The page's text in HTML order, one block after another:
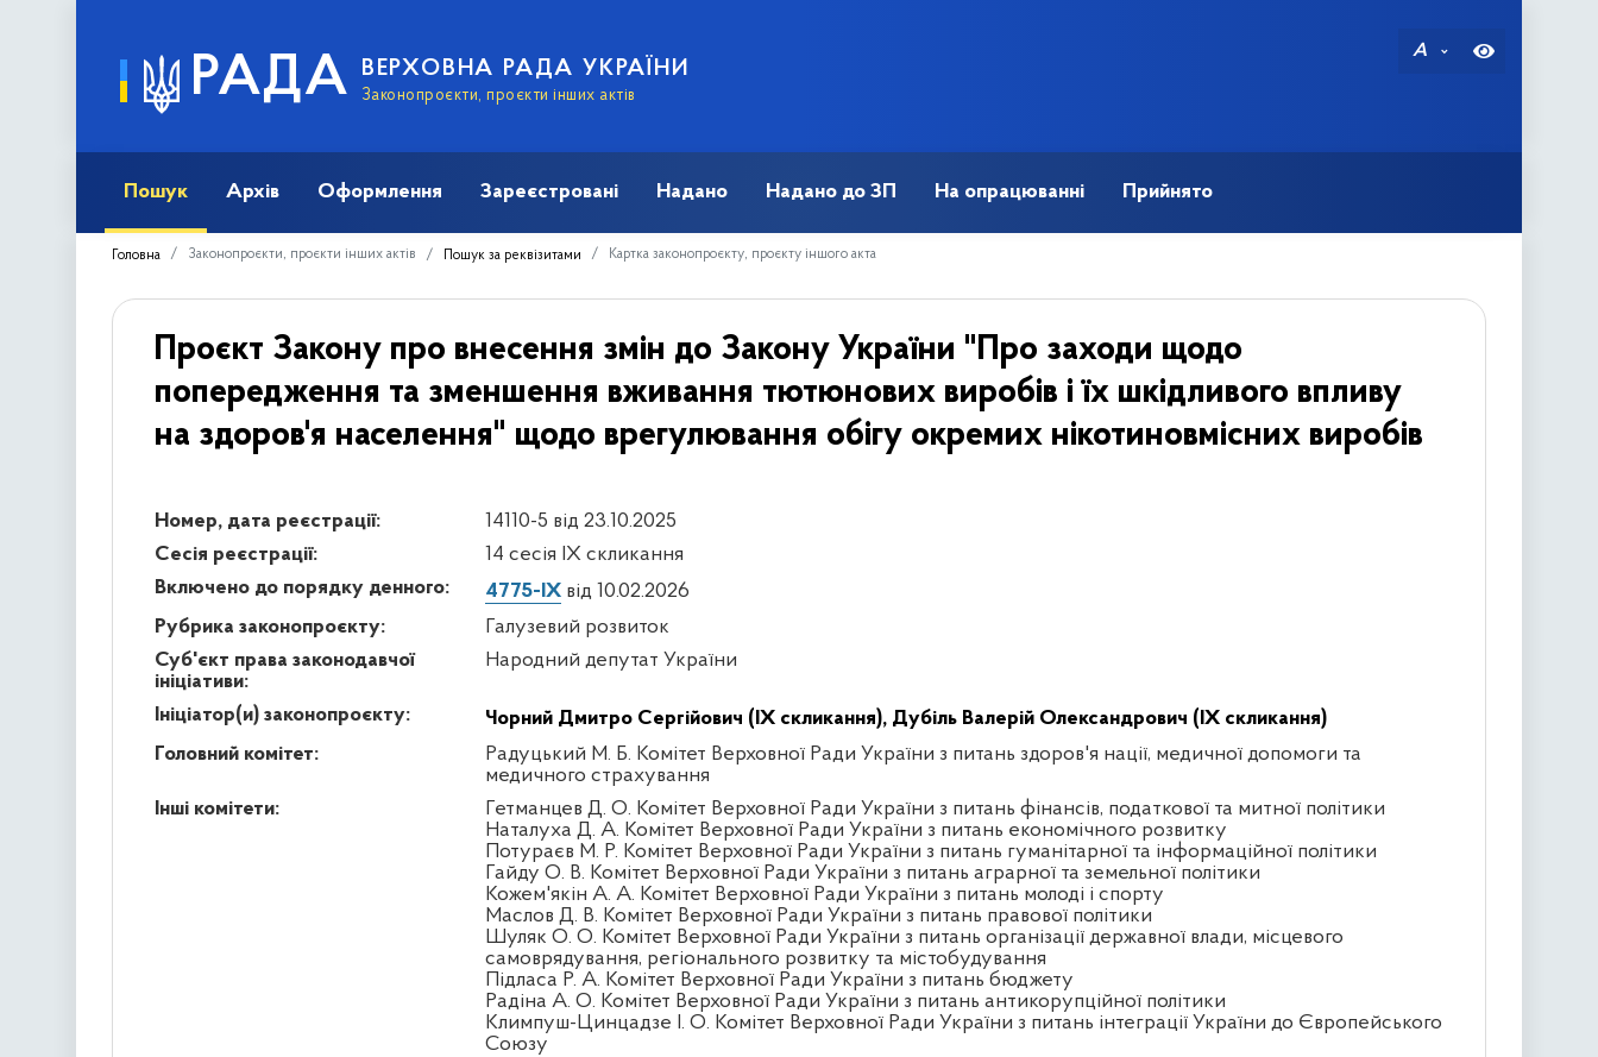
РАДА ВЕРХОВНА РАДА УКРАЇНИ
Законопроєкти, проєкти інших актів
A
Пошук Архів Оформлення Зареєстровані Надано Надано до ЗП На опрацюванні Прийнято
Головна Законопроєкти, проєкти інших актів Пошук за реквізитами Картка законопроєкту, проєкту іншого акта
Проєкт Закону про внесення змін до Закону України "Про заходи щодо
попередження та зменшення вживання тютюнових виробів і їх шкідливого впливу
на здоров'я населення" щодо врегулювання обігу окремих нікотиновмісних виробів
Номер, дата реєстрації:
14110-5 від 23.10.2025
Сесія реєстрації:
14 сесія IX скликання
Включено до порядку денного:
4775-IX від 10.02.2026
Рубрика законопроєкту:
Галузевий розвиток
Суб'єкт права законодавчої
ініціативи:
Народний депутат України
Ініціатор(и) законопроєкту: Чорний Дмитро Сергійович (IX скликання), Дубіль Валерій Олександрович (IX скликання)
Головний комітет:
Радуцький М. Б. Комітет Верховної Ради України з питань здоров'я нації, медичної допомоги та
медичного страхування
Інші комітети:
Гетманцев Д. О. Комітет Верховної Ради України з питань фінансів, податкової та митної політики
Наталуха Д. А. Комітет Верховної Ради України з питань економічного розвитку
Потураєв М. Р. Комітет Верховної Ради України з питань гуманітарної та інформаційної політики
Гайду О. В. Комітет Верховної Ради України з питань аграрної та земельної політики
Кожем'якін А. А. Комітет Верховної Ради України з питань молоді і спорту
Маслов Д. В. Комітет Верховної Ради України з питань правової політики
Шуляк О. О. Комітет Верховної Ради України з питань організації державної влади, місцевого
самоврядування, регіонального розвитку та містобудування
Підласа Р. А. Комітет Верховної Ради України з питань бюджету
Радіна А. О. Комітет Верховної Ради України з питань антикорупційної політики
Климпуш-Цинцадзе І. О. Комітет Верховної Ради України з питань інтеграції України до Європейського
Союзу